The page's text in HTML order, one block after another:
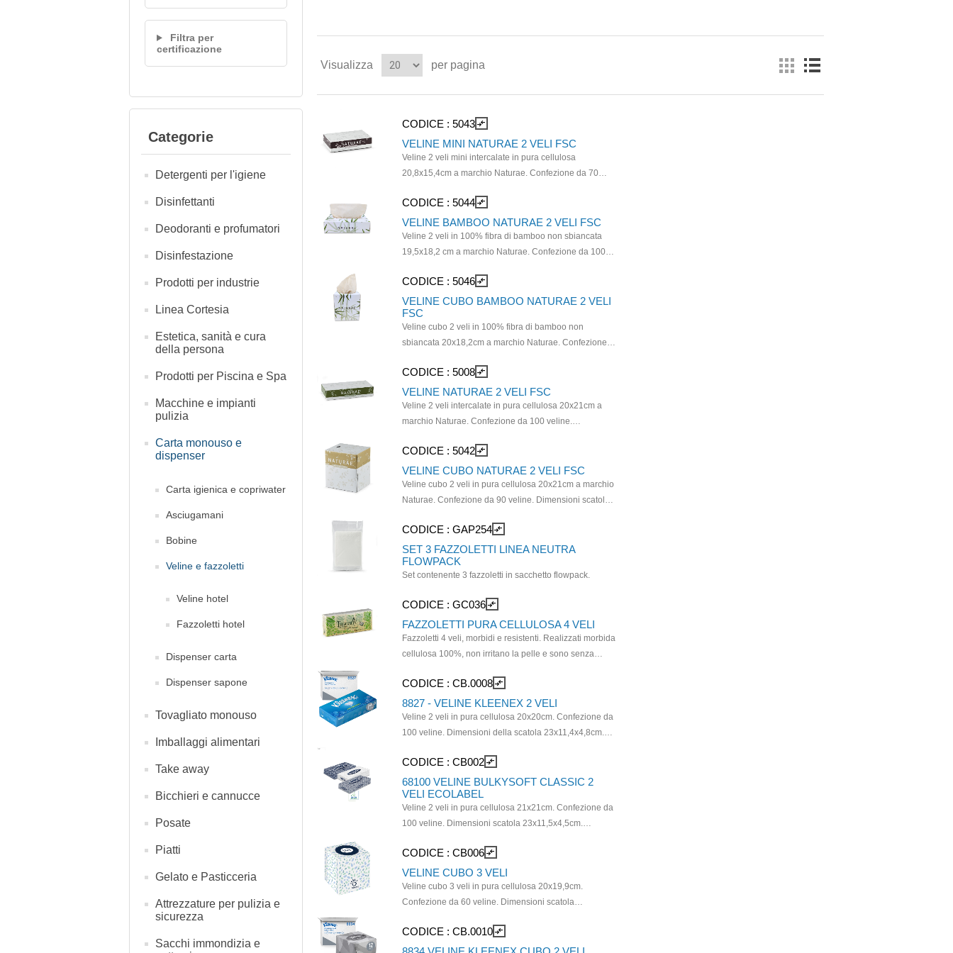
Filtra per
certificazione
Categorie
Detergenti per l'igiene
Disinfettanti
Deodoranti e profumatori
Disinfestazione
Prodotti per industrie
Linea Cortesia
Estetica, sanità e cura
della persona
Prodotti per Piscina e Spa
Macchine e impianti
pulizia
Carta monouso e
dispenser
Carta igienica e copriwater
Asciugamani
Bobine
Veline e fazzoletti
Veline hotel
Fazzoletti hotel
Dispenser carta
Dispenser sapone
Tovagliato monouso
Imballaggi alimentari
Take away
Bicchieri e cannucce
Posate
Piatti
Gelato e Pasticceria
Attrezzature per pulizia e
sicurezza
Sacchi immondizia e
Visualizza per pagina
CODICE : 5043 compare_arrows
VELINE MINI NATURAE 2 VELI FSC
Veline 2 veli mini intercalate in pura cellulosa
20,8x15,4cm a marchio Naturae. Confezione da 70
materie prime certificate FSC.
CODICE : 5044 compare_arrows
VELINE BAMBOO NATURAE 2 VELI FSC
Veline 2 veli in 100% fibra di bamboo non sbiancata
19,5x18,2 cm a marchio Naturae. Confezione da 100
materie prime certificate FSC. Ideali per pelli sensibili,
uniscono sicurezza, morbidezza e sostenibilità.
CODICE : 5046 compare_arrows
VELINE CUBO BAMBOO NATURAE 2 VELI
FSC
Veline cubo 2 veli in 100% fibra di bamboo non
sbiancata 20x18,2cm a marchio Naturae. Confezione
Prodotto con materie prime certificate FSC. Ideali per
pelli sensibili, uniscono sicurezza, morbidezza e
sostenibilità.
CODICE : 5008 compare_arrows
VELINE NATURAE 2 VELI FSC
Veline 2 veli intercalate in pura cellulosa 20x21cm a
marchio Naturae. Confezione da 100 veline.
dispenser da muro 20008, dispenser cromato
CAP0207 e dispenser nero opaco CP02. Prodotto con
materie prime certificate FSC.
CODICE : 5042 compare_arrows
VELINE CUBO NATURAE 2 VELI FSC
Veline cubo 2 veli in pura cellulosa 20x21cm a marchio
Naturae. Confezione da 90 veline. Dimensioni scatola
Prodotto con materie prime certificate FSC.
CODICE : GAP254 compare_arrows
SET 3 FAZZOLETTI LINEA NEUTRA
FLOWPACK
Set contenente 3 fazzoletti in sacchetto flowpack.
CODICE : GC036 compare_arrows
FAZZOLETTI PURA CELLULOSA 4 VELI
Fazzoletti 4 veli, morbidi e resistenti. Realizzati morbida
cellulosa 100%, non irritano la pelle e sono senza
CODICE : CB.0008 compare_arrows
8827 - VELINE KLEENEX 2 VELI
Veline 2 veli in pura cellulosa 20x20cm. Confezione da
100 veline. Dimensioni della scatola 23x11,4x4,8cm.
di contenere i costi grazie al sistema di dispensazione
a strappi singoli. Le veline Kleenex® sono certificate
FSC.
CODICE : CB002 compare_arrows
68100 VELINE BULKYSOFT CLASSIC 2
VELI ECOLABEL
Veline 2 veli in pura cellulosa 21x21cm. Confezione da
100 veline. Dimensioni scatola 23x11,5x4,5cm.
cromato CAP0207 e dispenser nero opaco CP02.
Prodotto certificato Ecolabel e PEFC.
CODICE : CB006 compare_arrows
VELINE CUBO 3 VELI
Veline cubo 3 veli in pura cellulosa 20x19,9cm.
Confezione da 60 veline. Dimensioni scatola
adatto ad ogni tipo di struttu Prodotto certificato FSC.
CODICE : CB.0010 compare_arrows